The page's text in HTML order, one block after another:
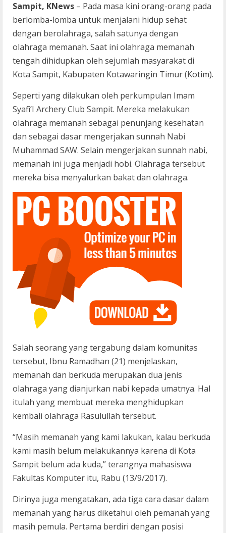
Sampit, KNews – Pada masa kini orang-orang pada
berlomba-lomba untuk menjalani hidup sehat
dengan berolahraga, salah satunya dengan
olahraga memanah. Saat ini olahraga memanah
tengah dihidupkan oleh sejumlah masyarakat di
Kota Sampit, Kabupaten Kotawaringin Timur (Kotim).
Seperti yang dilakukan oleh perkumpulan Imam
Syafi’I Archery Club Sampit. Mereka melakukan
olahraga memanah sebagai penunjang kesehatan
dan sebagai dasar mengerjakan sunnah Nabi
Muhammad SAW. Selain mengerjakan sunnah nabi,
memanah ini juga menjadi hobi. Olahraga tersebut
mereka bisa menyalurkan bakat dan olahraga.
Salah seorang yang tergabung dalam komunitas
tersebut, Ibnu Ramadhan (21) menjelaskan,
memanah dan berkuda merupakan dua jenis
olahraga yang dianjurkan nabi kepada umatnya. Hal
itulah yang membuat mereka menghidupkan
kembali olahraga Rasulullah tersebut.
“Masih memanah yang kami lakukan, kalau berkuda
kami masih belum melakukannya karena di Kota
Sampit belum ada kuda,” terangnya mahasiswa
Fakultas Komputer itu, Rabu (13/9/2017).
Dirinya juga mengatakan, ada tiga cara dasar dalam
memanah yang harus diketahui oleh pemanah yang
masih pemula. Pertama berdiri dengan posisi